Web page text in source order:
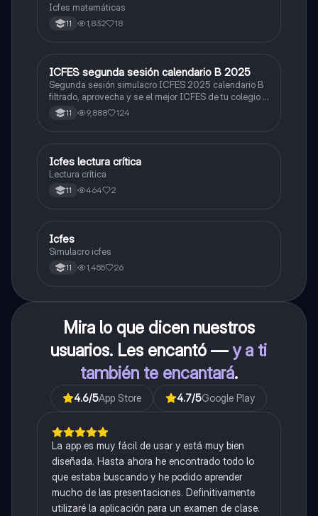
Icfes matemáticas
11 1,832 18
ICFES: Lectura Crítica
ICFES segunda sesión calendario B 2025
Segunda sesión simulacro ICFES 2025 calendario B
filtrado, aprovecha y se el mejor ICFES de tu colegio y
poder ingresar a universidad, y estudiar aquella
carrera con la que tanto sueñas.
11 9,888 124
Lengua Castellana
Icfes lectura crítica
Lectura crítica
11 464 2
ICFES: Sociales y Ciudadanas
Icfes
Simulacro icfes
11 1,455 26
Mira lo que dicen nuestros
usuarios. Les encantó —y a ti
también te encantará.
4.6/5App Store 4.7/5Google Play
La app es muy fácil de usar y está muy bien
diseñada. Hasta ahora he encontrado todo lo
que estaba buscando y he podido aprender
mucho de las presentaciones. Definitivamente
utilizaré la aplicación para un examen de clase.